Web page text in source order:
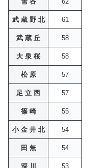
武 蔵 野 北 61
武 蔵 丘 58
大 泉 桜 58
松 原 57
足 立 西 57
篠 崎 55
小 金 井 北 54
田 無 54
深 川 53